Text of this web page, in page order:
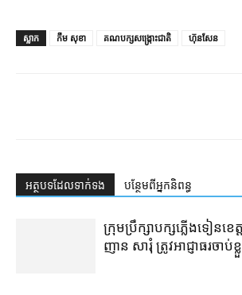
ស្លាក កឹម សុខា គណបក្សសង្ក្រោះជាតិ ហ៊ុនសែន
អត្ថបទ​ដែល​ទាក់ទង បន្ថែម​ពី​អ្នកនិពន្ធ
ក្រុមប្រឹក្សា​បក្ស​ភ្លើងទៀន​ខ
ញាន សារុំ ត្រូវ​អាជ្ញាធរ​ចា